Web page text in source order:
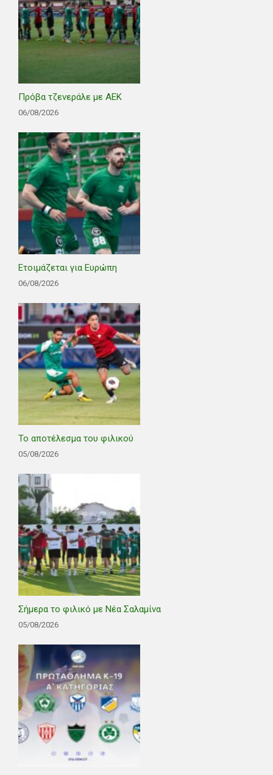
Πρόβα τζενεράλε με ΑΕΚ
06/08/2026
Ετοιμάζεται για Ευρώπη
06/08/2026
Το αποτέλεσμα του φιλικού
05/08/2026
Σήμερα το φιλικό με Νέα Σαλαμίνα
05/08/2026